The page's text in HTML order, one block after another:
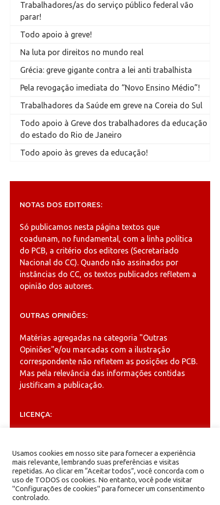
Trabalhadores/as do serviço público federal vão
parar!
Todo apoio à greve!
Na luta por direitos no mundo real
Grécia: greve gigante contra a lei anti trabalhista
Pela revogação imediata do “Novo Ensino Médio”!
Trabalhadores da Saúde em greve na Coreia do Sul
Todo apoio à Greve dos trabalhadores da educação
do estado do Rio de Janeiro
Todo apoio às greves da educação!
NOTAS DOS EDITORES:
Só publicamos nesta página textos que
coadunam, no fundamental, com a linha política
do PCB, a critério dos editores (Secretariado
Nacional do CC). Quando não assinados por
instâncias do CC, os textos publicados refletem a
opinião dos autores.
OUTRAS OPINIÕES:
Matérias agregadas na categoria "Outras
Opiniões"e/ou marcadas com a ilustração
correspondente não refletem as posições do PCB.
Mas pela relevância das informações contidas
justificam a publicação.
LICENÇA:
Creative Commons
ARQUIVOS
Arquivos
Usamos cookies em nosso site para fornecer a experiência
mais relevante, lembrando suas preferências e visitas
repetidas. Ao clicar em “Aceitar todos”, você concorda com o
uso de TODOS os cookies. No entanto, você pode visitar
"Configurações de cookies" para fornecer um consentimento
controlado.